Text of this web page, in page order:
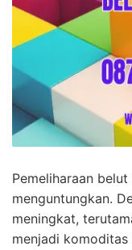
Pemeliharaan
menguntungkan.
meningkat,
menjadi